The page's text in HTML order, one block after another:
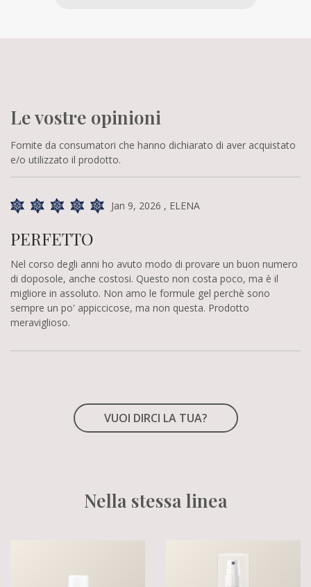
Le vostre opinioni
Fornite da consumatori che hanno dichiarato di aver acquistato
e/o utilizzato il prodotto.
Jan 9, 2026 , ELENA
PERFETTO
Nel corso degli anni ho avuto modo di provare un buon numero
di doposole, anche costosi. Questo non costa poco, ma è il
migliore in assoluto. Non amo le formule gel perchè sono
sempre un po' appiccicose, ma non questa. Prodotto
meraviglioso.
VUOI DIRCI LA TUA?
Nella stessa linea